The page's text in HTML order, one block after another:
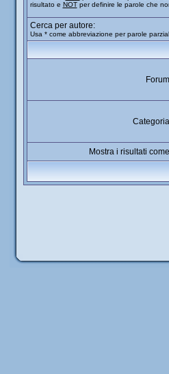
risultato e NOTper definire le parole che
Cerca per autore:
Usa * come abbreviazione per parole
Mostra i risultati